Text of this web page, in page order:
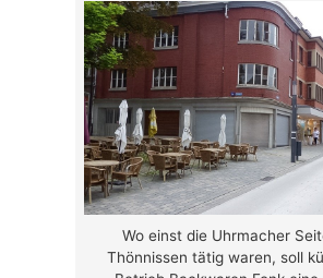
Wo einst die Uhrmacher
Thönnissen tätig waren, soll